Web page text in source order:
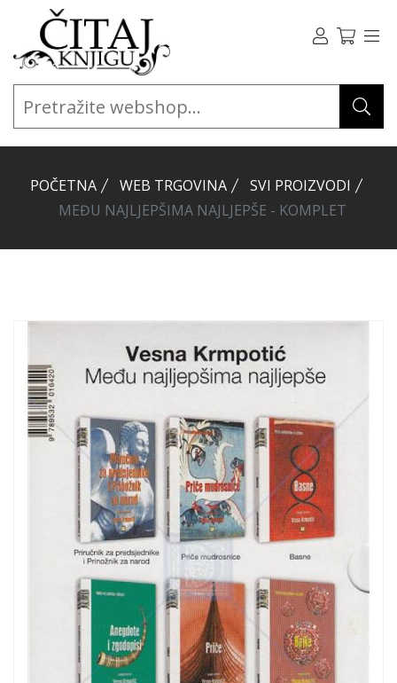
POČETNA WEB TRGOVINA
SVI PROIZVODI
MEĐU NAJLJEPŠIMA NAJLJEPŠE - KOMPLET